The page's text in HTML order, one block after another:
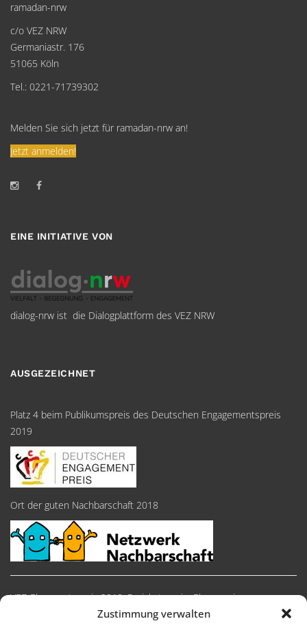
Zustimmung verwalten
ramadan-nrw
c/o VEZ NRW
Germaniastr. 176
51065 Köln
Tel.: 0221-71739302
Melden Sie sich jetzt für ramadan-nrw an!
Jetzt anmelden!
EINE INITIATIVE VON
dialog-nrw ist die Dialogplattform des VEZ NRW
AUSGEZEICHNET
Platz 4 beim Publikumspreis des Deutschen Engagementspreis
2019
Ort der guten Nachbarschaft 2018
VEZ-Ehrenamtspreis 2018, Preiskategorie: Ehrenpreise